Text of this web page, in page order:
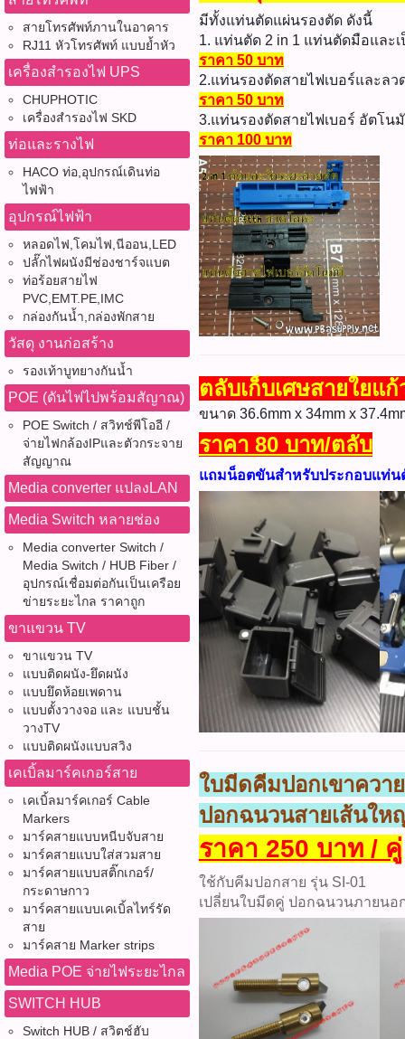
สายโทรศัพท์ภานในอาคาร
RJ11 หัวโทรศัพท์ แบบย้ำหัว
เครื่องสำรองไฟ UPS
CHUPHOTIC
เครื่องสำรองไฟ SKD
ท่อและรางไฟ
HACO ท่อ,อุปกรณ์เดินท่อ
ไฟฟ้า
อุปกรณ์ไฟฟ้า
หลอดไฟ,โคมไฟ,นีออน,LED
ปลั๊กไฟผนังมีช่องชาร์จแบต
ท่อร้อยสายไฟ
PVC,EMT.PE,IMC
กล่องกันน้ำ,กล่องพักสาย
วัสดุ งานก่อสร้าง
รองเท้าบูทยางกันน้ำ
POE (ดันไฟไปพร้อมสัญาณ)
POE Switch / สวิทช์พีโออี /
จ่ายไฟกล้องIPและตัวกระจาย
สัญญาณ
Media converter แปลงLAN
Media Switch หลายช่อง
Media converter Switch /
Media Switch / HUB Fiber /
อุปกรณ์เชื่อมต่อกันเป็นเครือย
ข่ายระยะไกล ราคาถูก
ขาแขวน TV
ขาแขวน TV
แบบติดผนัง-ยึดผนัง
แบบยึดห้อยเพดาน
แบบตั้งวางจอ และ แบบชั้น
วางTV
แบบติดผนังแบบสวิง
เคเบิ้ลมาร์คเกอร์สาย
เคเบิ้ลมาร์คเกอร์ Cable
Markers
มาร์คสายแบบหนีบจับสาย
มาร์คสายแบบใส่สวมสาย
มาร์คสายแบบสติ๊กเกอร์/
กระดาษกาว
มาร์คสายแบบเคเบิ้ลไทร์รัด
สาย
มาร์คสาย Marker strips
Media POE จ่ายไฟระยะไกล
SWITCH HUB
Switch HUB / สวิตช์ฮับ
มีทั้งแท่นตัดแผ่นรองตัด ดังนี้
1. แท่นตัด 2 in 1 แท่นตัดมือและ
ราคา 50 บาท
2.แท่นรองตัดสายไฟเบอร์และลว
ราคา 50 บาท
3.แท่นรองตัดสายไฟเบอร์ อัตโ
ราคา 100 บาท
ตลับเก็บเศษสายใยแ
ขนาด 36.6mm x 34mm x
ราคา 80 บาท/ตลับ
แถมน็อตขันสำหรับประกอบแท่น
ใบมีดคีมปอกเขาควา
ปอกฉนวนสายเส้นให
ราคา 250 บาท / คู่
ใช้กับคีมปอกสาย รุ่น SI-01
เปลี่ยนใบมีดคู่ ปอกฉนวนภายนอ